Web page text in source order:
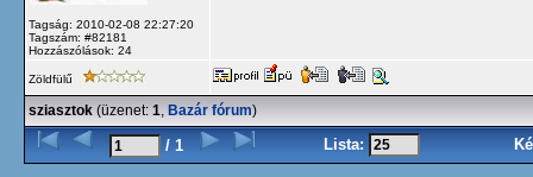
Tagság: 2010-02-08 22:27:20
Tagszám: #82181
Hozzászólások: 24
Zöldfülű
sziasztok (üzenet: 1, Bazár fórum)
/ 1 Lista: